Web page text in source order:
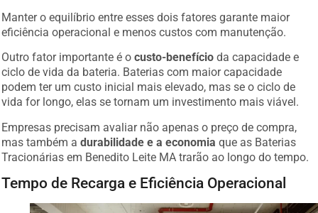
Manter o equilíbrio entre esses dois fatores garante maior
eficiência operacional e menos custos com manutenção.
Outro fator importante é ocusto-benefício da capacidade e
ciclo de vida da bateria. Baterias com maior capacidade
podem ter um custo inicial mais elevado, mas se o ciclo de
vida for longo, elas se tornam um investimento mais viável.
Empresas precisam avaliar não apenas o preço de compra,
mas também adurabilidade e a economia que as Baterias
Tracionárias em Benedito Leite MA trarão ao longo do tempo.
Tempo de Recarga e Eficiência Operacional